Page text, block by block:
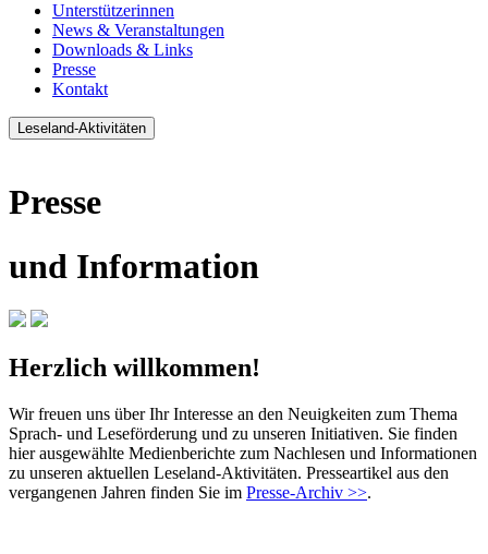
Unterstützerinnen
News & Veranstaltungen
Downloads & Links
Presse
Kontakt
Leseland-Aktivitäten
Presse
und Information
Herzlich willkommen!
Wir freuen uns über Ihr Interesse an den Neuigkeiten zum Thema
Sprach- und Leseförderung und zu unseren Initiativen. Sie finden
hier ausgewählte Medienberichte zum Nachlesen und Informationen
zu unseren aktuellen Leseland-Aktivitäten. Presseartikel aus den
vergangenen Jahren finden Sie im Presse-Archiv >>.